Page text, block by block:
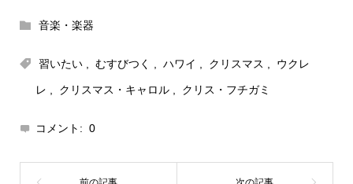
音楽・楽器
習いたい , むすびつく , ハワイ , クリスマス , ウクレ
レ , クリスマス・キャロル , クリス・フチガミ
コメント: 0